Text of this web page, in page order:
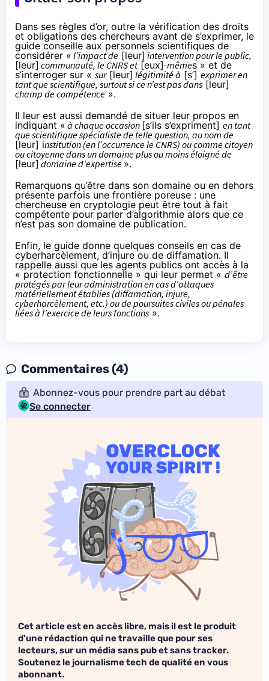
Dans ses règles d’or, outre la vérification des droits
et obligations des chercheurs avant de s’exprimer, le
guide conseille aux personnels scientifiques de
considérer « l’impact de [leur] intervention pour le public,
[leur] communauté, le CNRS et[eux]-mêmes » et de
s’interroger sur « sur[leur] légitimité à [s’] exprimer en
tant que scientifique, surtout si ce n’est pas dans [leur]
champ de compétence ».
Il leur est aussi demandé de situer leur propos en
indiquant « à chaque occasion [s’ils s’expriment] en tant
que scientifique spécialiste de telle question, au nom de
[leur] institution (en l’occurrence le CNRS) ou comme citoyen
ou citoyenne dans un domaine plus ou moins éloigné de
[leur] domaine d’expertise ».
Remarquons qu’être dans son domaine ou en dehors
présente parfois une frontière poreuse : une
chercheuse en cryptologie peut être tout à fait
compétente pour parler d’algorithmie alors que ce
n’est pas son domaine de publication.
Enfin, le guide donne quelques conseils en cas de
cyberharcèlement, d’injure ou de diffamation. Il
rappelle aussi que les agents publics ont accès à la
« protection fonctionnelle » qui leur permet « d’être
protégés par leur administration en cas d’attaques
matériellement établies (diffamation, injure,
cyberharcèlement, etc.) ou de poursuites civiles ou pénales
liées à l’exercice de leurs fonctions ».
Commentaires (4)
Abonnez-vous pour prendre part au débat
Se connecter
Cet article est en accès libre, mais il est le produit
d'une rédaction qui ne travaille que pour ses
lecteurs, sur un média sans pub et sans tracker.
Soutenez le journalisme tech de qualité en vous
abonnant.